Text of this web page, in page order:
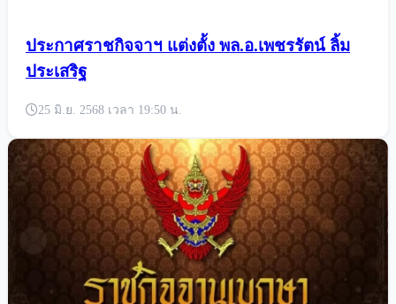
ประกาศราชกิจจาฯ แต่งตั้ง พล.อ.เพชรรัตน์ ลิ้ม
ประเสริฐ
25 มิ.ย. 2568 เวลา 19:50 น.